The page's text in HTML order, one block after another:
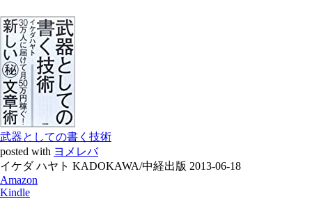
武器としての書く技術
posted with ヨメレバ
イケダ ハヤト KADOKAWA/中経出版 2013-06-18
Amazon
Kindle